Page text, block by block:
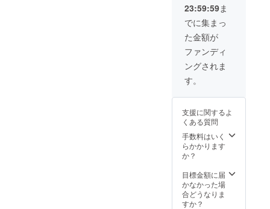
23:59:59ま
でに集まっ
た金額が
ファンディ
ングされま
す。
支援に関するよ
くある質問
手数料はいく
らかかります
か？
目標金額に届
かなかった場
合どうなりま
すか？